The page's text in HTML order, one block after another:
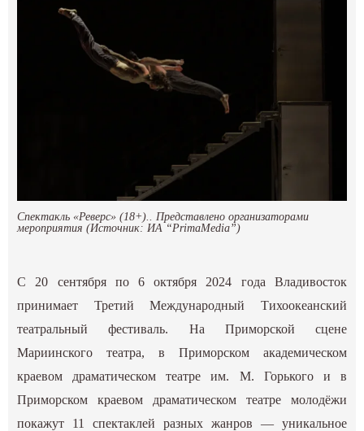
Спектакль «Реверс» (18+).. Представлено организаторами
мероприятия (Источник: ИА “PrimaMedia”)
С 20 сентября по 6 октября 2024 года Владивосток
принимает Третий Международный Тихоокеанский
театральный фестиваль. На Приморской сцене
Мариинского театра, в Приморском академическом
краевом драматическом театре им. М. Горького и в
Приморском краевом драматическом театре молодёжи
покажут 11 спектаклей разных жанров — уникальное